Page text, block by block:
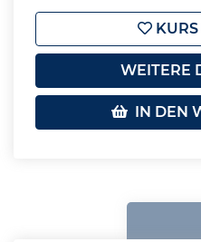
KURS
WEITERE
IN DEN